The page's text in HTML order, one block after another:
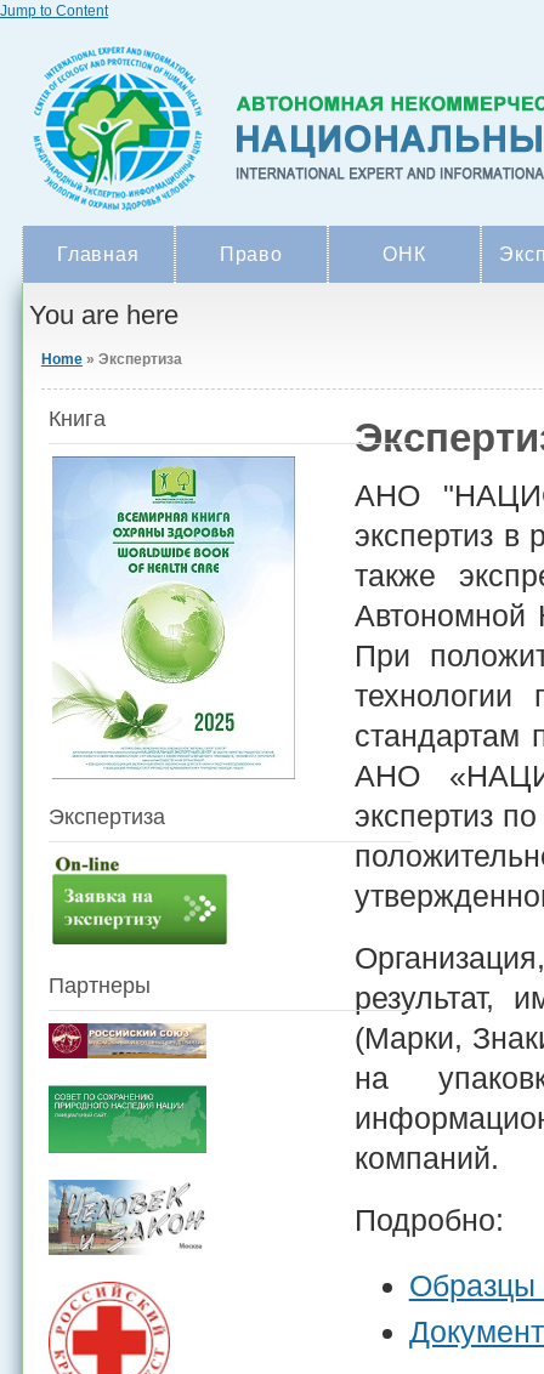
Jump to Content
Главная Право ОНК
You are here
Home» Экспертиза
АНО
экспертиз в
также
Автономной
При
технологии
стандартам
АНО
экспертиз
результат,
(Марки,
на
компаний.
Подробно:
Образцы
Книга
Экспертиза
Партнеры